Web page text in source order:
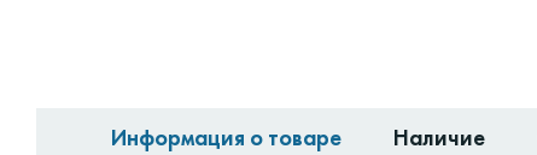
Информация о товаре Наличие